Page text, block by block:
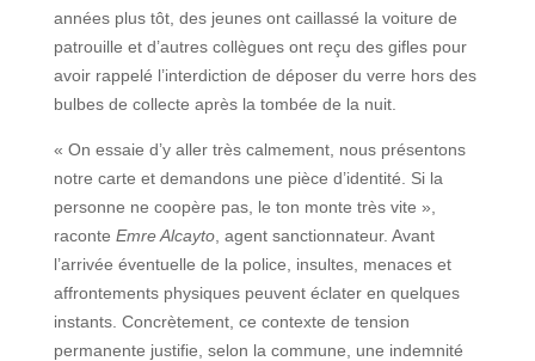
années plus tôt, des jeunes ont caillassé la voiture de
patrouille et d’autres collègues ont reçu des gifles pour
avoir rappelé l’interdiction de déposer du verre hors des
bulbes de collecte après la tombée de la nuit.
« On essaie d’y aller très calmement, nous présentons
notre carte et demandons une pièce d’identité. Si la
personne ne coopère pas, le ton monte très vite »,
raconte Emre Alcayto, agent sanctionnateur. Avant
l’arrivée éventuelle de la police, insultes, menaces et
affrontements physiques peuvent éclater en quelques
instants. Concrètement, ce contexte de tension
permanente justifie, selon la commune, une indemnité